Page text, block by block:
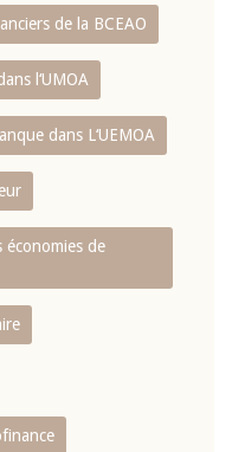
de la BCEAO
l‘UMOA
dans L‘UEMOA
de